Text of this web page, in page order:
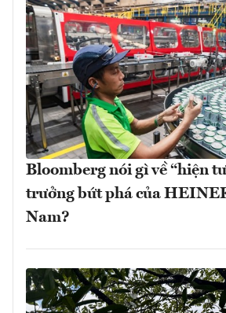
Bloomberg nói gì về “hiện
trưởng bứt phá của
Nam?